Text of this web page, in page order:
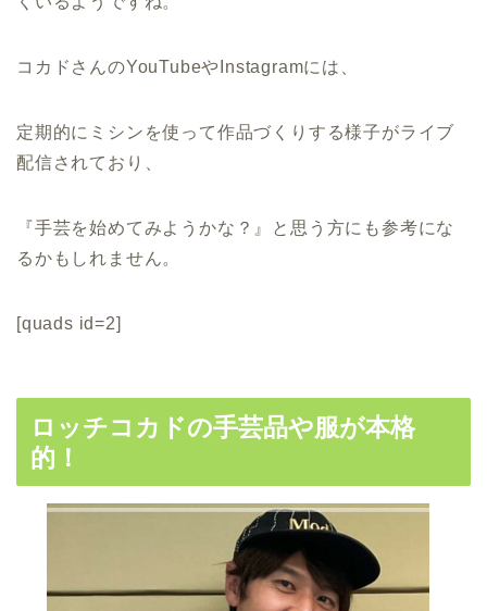
コカドさんのYouTubeやInstagramには、
定期的にミシンを使って作品づくりする様子がライブ
配信されており、
『手芸を始めてみようかな？』と思う方にも参考にな
るかもしれません。
[quads id=2]
ロッチコカドの手芸品や服が本格
的！